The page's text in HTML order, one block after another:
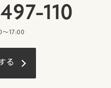
110
〜17:00
る